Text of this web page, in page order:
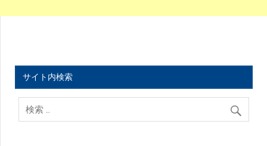
サイト内検索